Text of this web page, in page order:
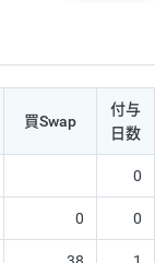
買Swap
付与
日数
0
0 0